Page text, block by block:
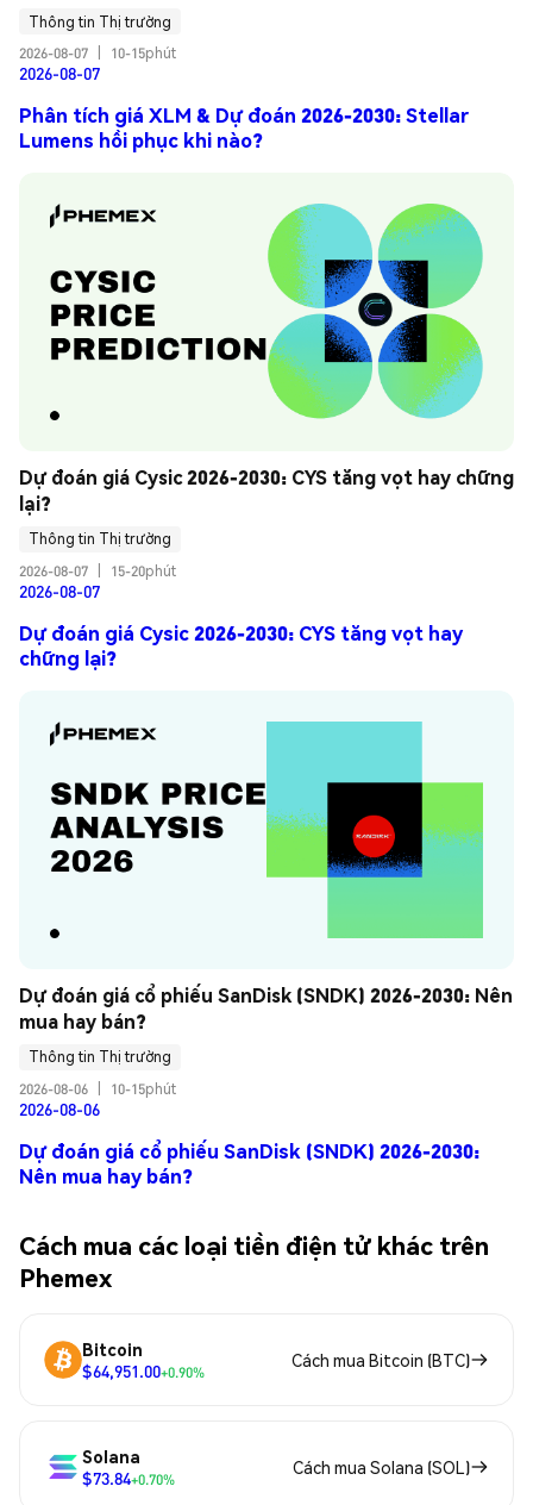
Thông tin Thị trường
2026-08-07
10-15phút
2026-08-07
Phân tích giá XLM & Dự đoán 2026-2030: Stellar
Lumens hồi phục khi nào?
Dự đoán giá Cysic 2026-2030: CYS tăng vọt hay chững
lại?
Thông tin Thị trường
2026-08-07
15-20phút
2026-08-07
Dự đoán giá Cysic 2026-2030: CYS tăng vọt hay
chững lại?
Dự đoán giá cổ phiếu SanDisk (SNDK) 2026-2030: Nên
mua hay bán?
Thông tin Thị trường
2026-08-06
10-15phút
2026-08-06
Dự đoán giá cổ phiếu SanDisk (SNDK) 2026-2030:
Nên mua hay bán?
Cách mua các loại tiền điện tử khác trên
Phemex
Bitcoin
$64,951.00+0.90%
Cách mua Bitcoin (BTC)
Solana
$73.84+0.70%
Cách mua Solana (SOL)